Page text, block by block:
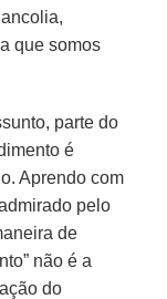
que somos
parte do
é
Aprendo com
pelo
de
não é a
do